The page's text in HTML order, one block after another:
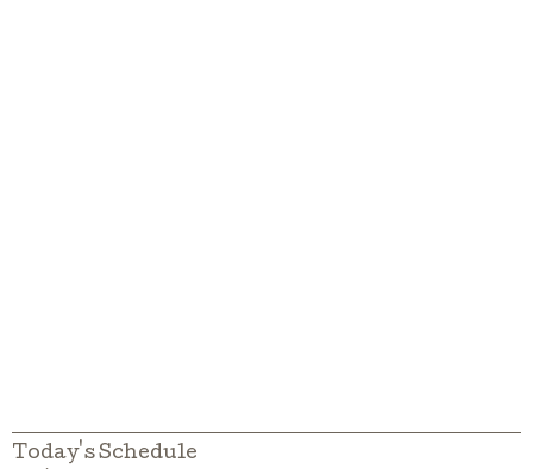
Today's Schedule